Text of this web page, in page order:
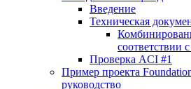
Введение
Техническая
соответствии
Проверка ACI #1
Пример проекта
руководство